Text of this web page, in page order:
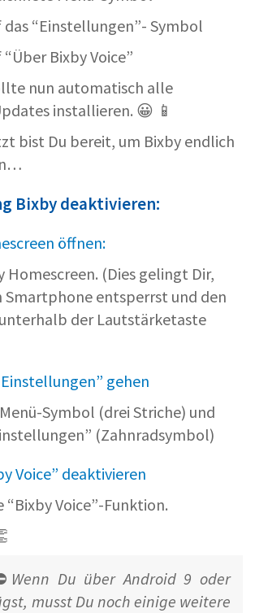
“Einstellungen”- Symbol
Bixby Voice”
nun automatisch alle
installieren. 😀 📱
bist Du bereit, um Bixby endlich
Bixby deaktivieren:
öffnen:
Homescreen. (Dies gelingt Dir,
Smartphone entsperrst und den
der Lautstärketaste
gehen
Symbol (drei Striche) und
(Zahnradsymbol)
Voice” deaktivieren
“Bixby Voice”-Funktion.
Wenn Du über Android 9 oder
musst Du noch einige weitere